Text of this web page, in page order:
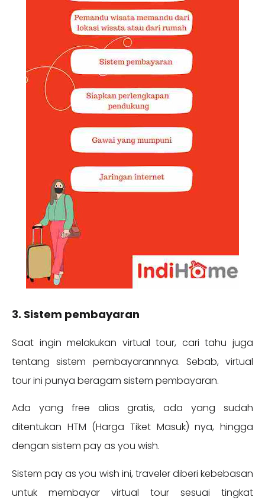
3. Sistem pembayaran
Saat ingin melakukan virtual tour, cari tahu juga
tentang sistem pembayarannnya. Sebab, virtual
tour ini punya beragam sistem pembayaran.
Ada yang free alias gratis, ada yang sudah
ditentukan HTM (Harga Tiket Masuk) nya, hingga
dengan sistem pay as you wish.
Sistem pay as you wish ini, traveler diberi kebebasan
untuk membayar virtual tour sesuai tingkat